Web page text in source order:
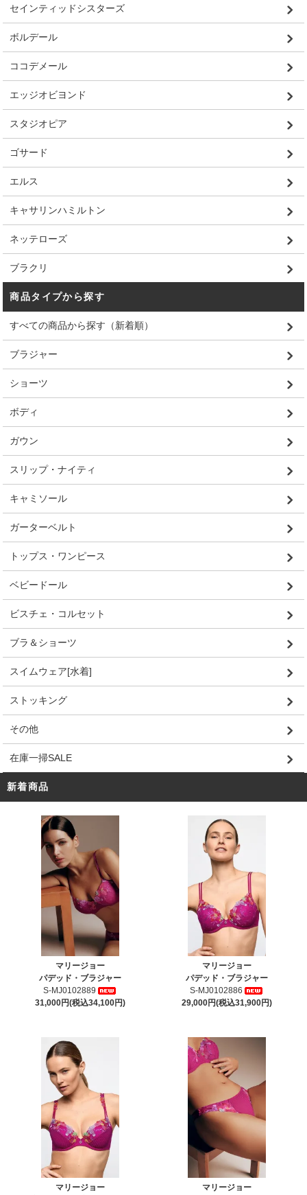
セインティッドシスターズ
ボルデール
ココデメール
エッジオビヨンド
スタジオピア
ゴサード
エルス
キャサリンハミルトン
ネッテローズ
ブラクリ
商品タイプから探す
すべての商品から探す（新着順）
ブラジャー
ショーツ
ボディ
ガウン
スリップ・ナイティ
キャミソール
ガーターベルト
トップス・ワンピース
ベビードール
ビスチェ・コルセット
ブラ＆ショーツ
スイムウェア[水着]
ストッキング
その他
在庫一掃SALE
新着商品
マリージョー
パデッド・ブラジャー
S-MJ0102889
31,000円(税込34,100円)
マリージョー
パデッド・ブラジャー
S-MJ0102886
29,000円(税込31,900円)
マリージョー
マリージョー